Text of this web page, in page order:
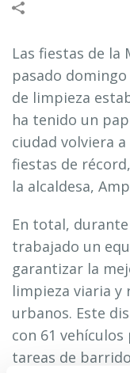
Las fiestas de la
pasado
de limpieza
ha tenido un
ciudad volviera
fiestas de
la alcaldesa,
En total,
trabajado un
garantizar la
limpieza viaria y
urbanos. Este
con 61
tareas de